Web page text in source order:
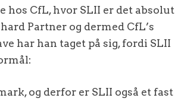
CfL, hvor SLII er det absolut
Partner og dermed CfL’s
har han taget på sig, fordi SLII
og derfor er SLII også et fast